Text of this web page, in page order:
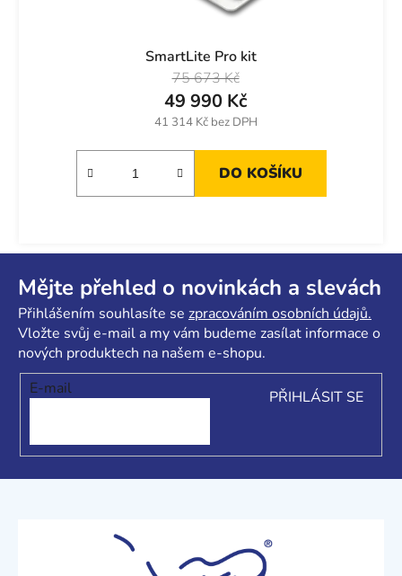
SmartLite Pro kit
41 314 Kč bez DPH
49 990 Kč
75 673 Kč
DO KOŠÍKU
Mějte přehled o novinkách a slevách
Přihlášením souhlasíte se zpracováním osobních údajů.
Vložte svůj e-mail a my vám budeme zasílat informace o
nových produktech na našem e-shopu.
E-mail
PŘIHLÁSIT SE